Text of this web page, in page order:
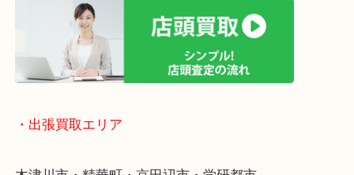
物を整理するケースは年々増加傾向です。
値段つくものがわからないから何を持っていけばわ
当店ではそういったお困りの方からのご依頼も大歓